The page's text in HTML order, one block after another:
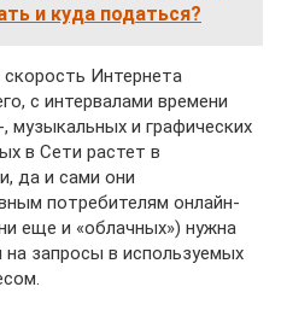
и куда податься?
Интернета
с интервалами времени
музыкальных и графических
в Сети растет в
да и сами они
потребителям онлайн-
еще и «облачных») нужна
запросы в используемых